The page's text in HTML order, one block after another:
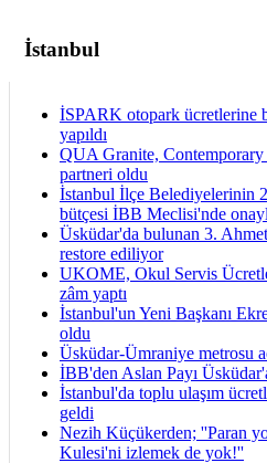
İstanbul
İSPARK otopark ücretlerine
yapıldı
QUA Granite, Contemporary
partneri oldu
İstanbul İlçe Belediyelerinin
bütçesi İBB Meclisi'nde
Üsküdar'da bulunan 3.
restore ediliyor
UKOME, Okul Servis
zâm yaptı
İstanbul'un Yeni Başkanı
oldu
Üsküdar-Ümraniye metrosu
İBB'den Aslan Payı
İstanbul'da toplu ulaşım
geldi
Nezih Küçükerden; ''Paran
Kulesi'ni izlemek de yok!''